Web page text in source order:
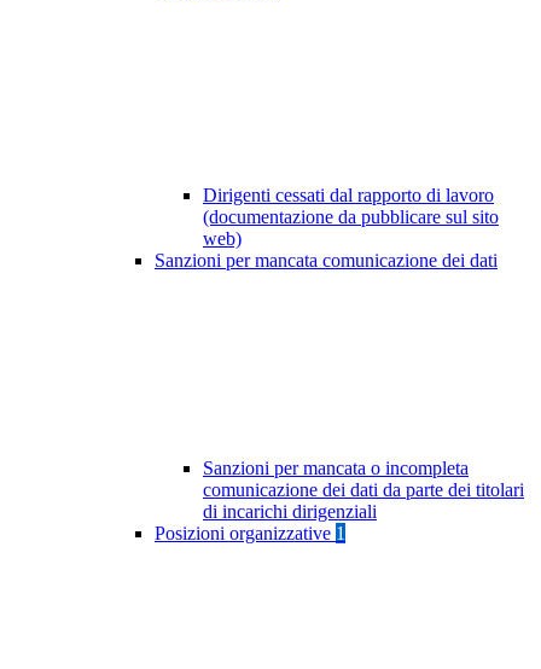
Dirigenti cessati dal rapporto di lavoro
(documentazione da pubblicare sul sito
web)
Sanzioni per mancata comunicazione dei dati
Sanzioni per mancata o incompleta
comunicazione dei dati da parte dei titolari
di incarichi dirigenziali
Posizioni organizzative 1